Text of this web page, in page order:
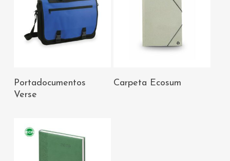
AÑADIR AL
Portadocumentos
Verse
AÑADIR AL
Carpeta Ecosum